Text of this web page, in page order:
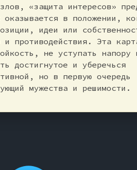
«защита интересов»
оказывается в положении,
идеи или
и противодействия. Эта
не уступать напору
достигнутое и уберечься
но в первую очередь
мужества и решимости.